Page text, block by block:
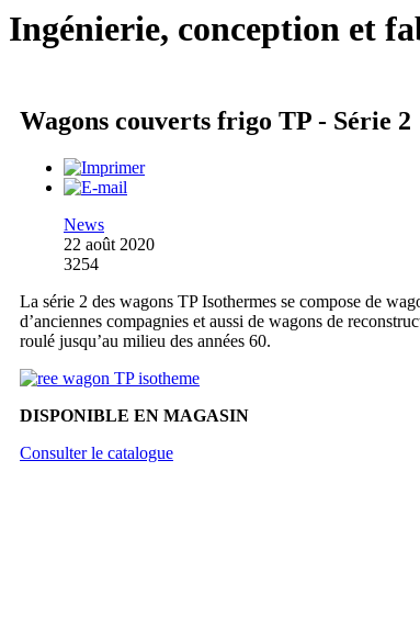
Ingénierie, conception et
Wagons couverts frigo TP - Série 2
News
22 août 2020
3254
La série 2 des wagons TP Isothermes se compose de
d’anciennes compagnies et aussi de wagons de
roulé jusqu’au milieu des années 60.
DISPONIBLE EN MAGASIN
Consulter le catalogue